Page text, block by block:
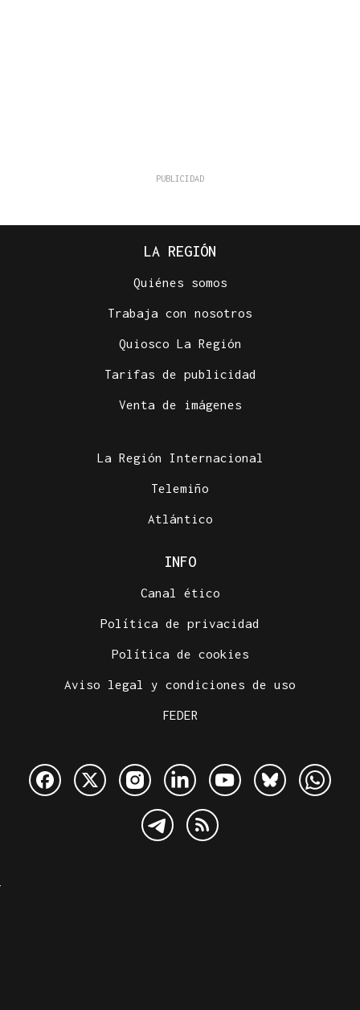
LA REGIÓN
Quiénes somos
Trabaja con nosotros
Quiosco La Región
Tarifas de publicidad
Venta de imágenes
La Región Internacional
Telemiño
Atlántico
INFO
Canal ético
Política de privacidad
Política de cookies
Aviso legal y condiciones de uso
FEDER